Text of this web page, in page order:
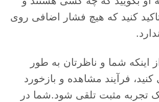
کنید که هیچ فشار اضافی روی
اینکه شما و ناظرتان به طور
فرآیند مشاهده و بازخورد
تجربه مثبت تلقی شود.شما در